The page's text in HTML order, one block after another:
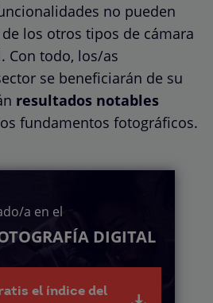
no pueden
los otros tipos de cámara
Con todo, los/as
se beneficiarán de su
resultados notables
fundamentos fotográficos.
a en el
DIGITAL
el índice del